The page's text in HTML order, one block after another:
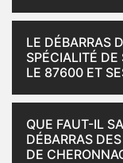
LE DÉBARRAS
SPÉCIALITÉ
LE 87600 ET
QUE FAUT-IL
DÉBARRAS
DE